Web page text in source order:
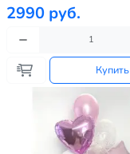
2990 руб.
Купить